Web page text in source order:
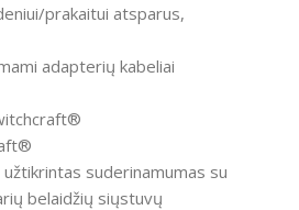
prakaitui atsparus,
adapterių kabeliai
užtikrintas suderinamumas su
belaidžių siųstuvų